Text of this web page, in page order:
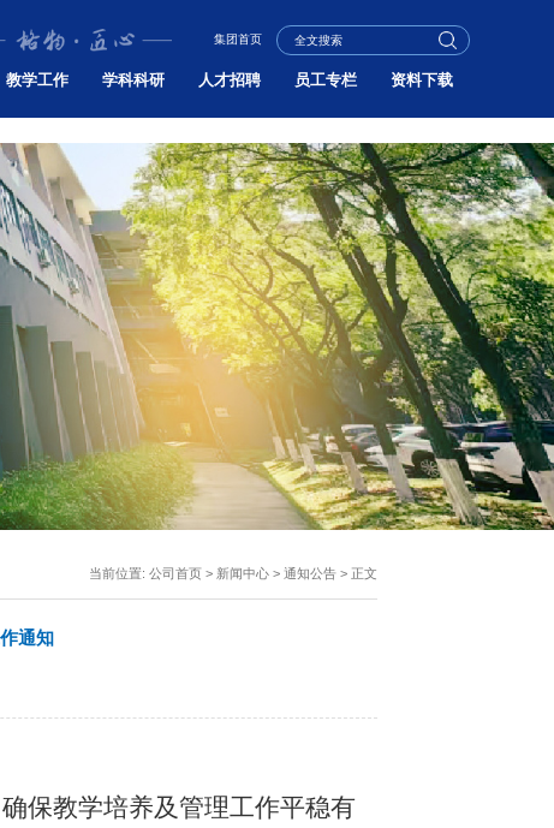
集团首页
教学工作 学科科研 人才招聘 员工专栏 资料下载
当前位置: 公司首页 > 新闻中心 > 通知公告 > 正文
通知
保教学培养及管理工作平稳有